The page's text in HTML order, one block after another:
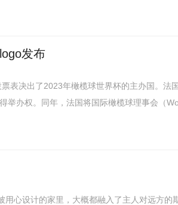
发布
表决出了2023年橄榄球世界杯的主办国。法
举办权。同年，法国将国际橄榄球理事会（
心设计的家里，大概都融入了主人对远方的